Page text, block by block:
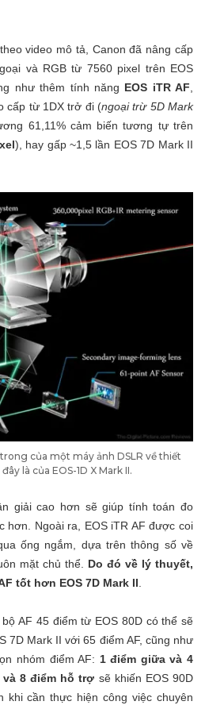
video mô tả, Canon đã nâng cấp
và RGB từ 7560 pixel trên EOS
như thêm tính năng EOS iTR AF,
cấp từ 1DX trở đi (ngoại trừ 5D Mark
61,11% cảm biến tương tự trên
), hay gấp ~1,5 lần EOS 7D Mark II
của một máy ảnh DSLR về thiết
là của EOS-1D X Mark II.
giải cao hơn sẽ giúp tính toán đo
hơn. Ngoài ra, EOS iTR AF được coi
ống ngắm, dựa trên thông số về
mặt chủ thể. Do đó về lý thuyết,
tốt hơn EOS 7D Mark II.
AF 45 điểm từ EOS 80D có thể sẽ
7D Mark II với 65 điểm AF, cũng như
nhóm điểm AF: 1 điểm giữa và 4
8 điểm hỗ trợ sẽ khiến EOS 90D
khi cần thực hiện công việc chuyên